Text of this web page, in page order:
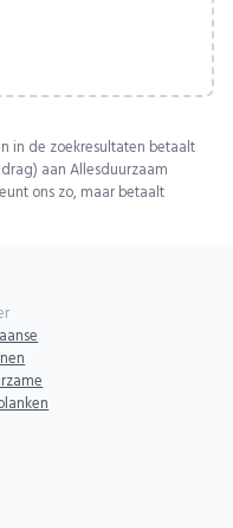
in de zoekresultaten betaalt
aan Allesduurzaam
ons zo, maar betaalt